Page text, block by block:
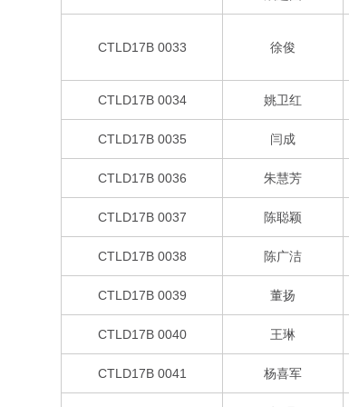
CTLD17B 0033 徐俊
CTLD17B 0034 姚卫红
CTLD17B 0035 闫成
CTLD17B 0036 朱慧芳
CTLD17B 0037 陈聪颖
CTLD17B 0038 陈广洁
CTLD17B 0039 董扬
CTLD17B 0040 王琳
CTLD17B 0041 杨喜军